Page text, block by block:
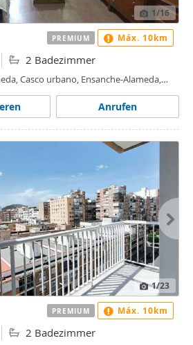
1/16
2 Badezimmer
Casco urbano, Ensanche-Alameda,
Anrufen
PREMIUM Máx. 10km
1/23
2 Badezimmer
PREMIUM Máx. 10km